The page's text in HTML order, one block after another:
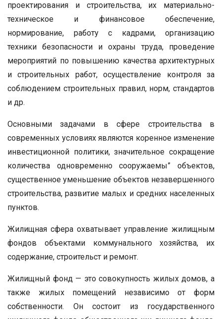
проектирования и строительства, их материально-
техническое и финансовое обеспечение,
нормирование, работу с кадрами, организацию
техники безопасности и охраны труда, проведение
мероприятий по повышению качества архитектурных
и строительных работ, осуществление контроля за
соблюдением строительных правил, норм, стандартов
и др.
Основными задачами в сфере строительства в
современных условиях являются коренное изменение
инвестиционной политики, значительное сокращение
количества одновременно сооружаемы” объектов,
существенное уменьшение объектов незавершенного
строительства, развитие малых и средних населенных
пунктов.
Жилищная сфера охватывает управление жилищным
фондов объектами коммунального хозяйства, их
содержание, строительст и ремонт.
Жилищный фонд — это совокупность жилых домов, а
также жилых помещений независимо от форм
собственности. Он состоит из государственного